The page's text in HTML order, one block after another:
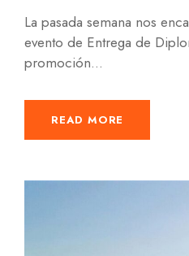
La pasada semana nos
evento de Entrega de
promoción...
READ MORE